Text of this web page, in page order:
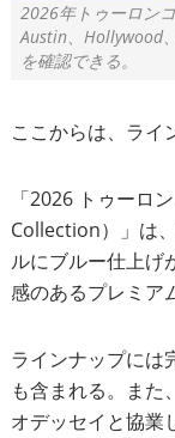
2026年トゥーロン
Austin、Hollywood
を確認できる。
ここからは、ライ
「2026 トゥーロ
Collection）」は
ルにブルー仕上げ
感のあるプレミア
ラインナップには
も含まれる。また
オデッセイと協業